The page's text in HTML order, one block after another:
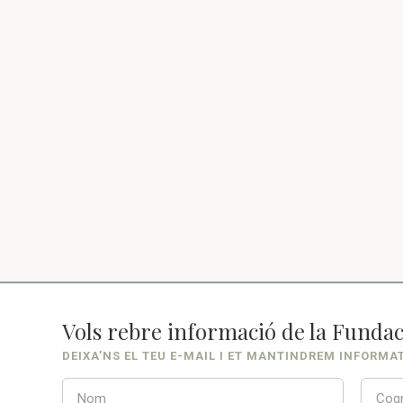
Vols rebre informació de la
DEIXA’NS EL TEU E-MAIL I ET MANTINDREM